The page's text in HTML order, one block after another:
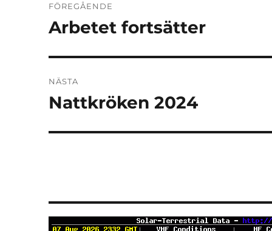
FÖREGÅENDE
Föregående
Arbetet fortsätter
NÄSTA
Nästa
Nattkröken 2024